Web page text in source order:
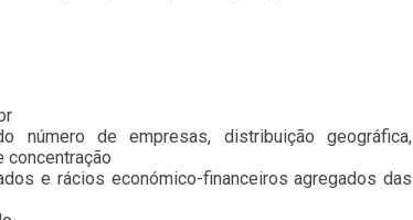
número de empresas, distribuição geográfica,
concentração
e rácios económico-financeiros agregados das